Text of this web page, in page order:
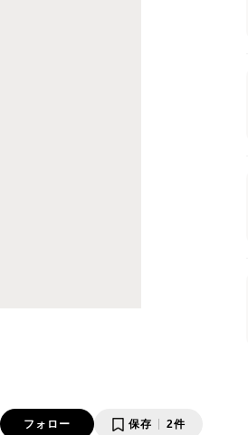
フォロー 保存 2件